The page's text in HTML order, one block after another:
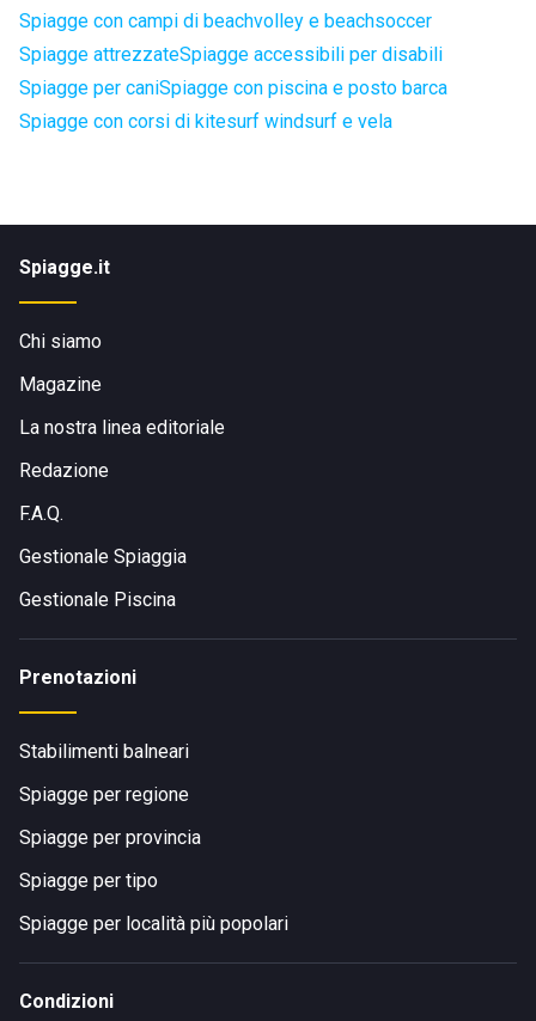
Spiagge con campi di beachvolley e beachsoccer
Spiagge attrezzateSpiagge accessibili per disabili
Spiagge per caniSpiagge con piscina e posto barca
Spiagge con corsi di kitesurf windsurf e vela
Spiagge.it
Chi siamo
Magazine
La nostra linea editoriale
Redazione
F.A.Q.
Gestionale Spiaggia
Gestionale Piscina
Prenotazioni
Stabilimenti balneari
Spiagge per regione
Spiagge per provincia
Spiagge per tipo
Spiagge per località più popolari
Condizioni